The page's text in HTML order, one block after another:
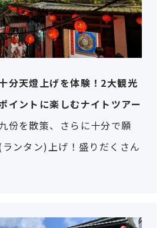
分天燈上げを体験！2大観光
イントに楽しむナイトツアー
份を散策、さらに十分で願
ンタン)上げ！盛りだくさん